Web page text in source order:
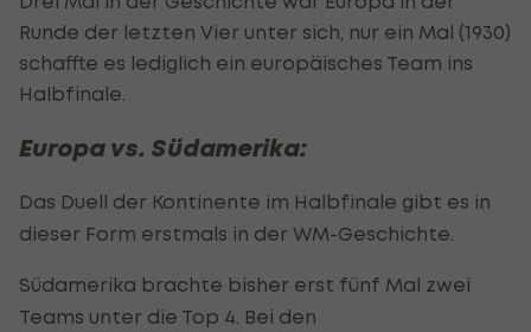
Runde der letzten Vier unter sich, nur ein Mal (1930)
schaffte es lediglich ein europäisches Team ins
Halbfinale.
Europa vs. Südamerika:
Das Duell der Kontinente im Halbfinale gibt es in
dieser Form erstmals in der WM-Geschichte.
Südamerika brachte bisher erst fünf Mal zwei
Teams unter die Top 4. Bei den